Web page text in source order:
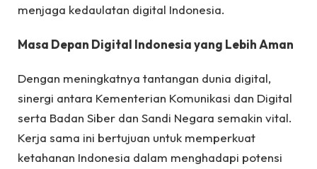
menjaga kedaulatan digital Indonesia.
Masa Depan Digital Indonesia yang Lebih Aman
Dengan meningkatnya tantangan dunia digital,
sinergi antara Kementerian Komunikasi dan Digital
serta Badan Siber dan Sandi Negara semakin vital.
Kerja sama ini bertujuan untuk memperkuat
ketahanan Indonesia dalam menghadapi potensi